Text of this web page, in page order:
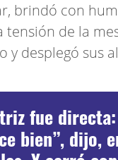
brindó con
de la
y desplegó sus
fue
bien”, dijo,